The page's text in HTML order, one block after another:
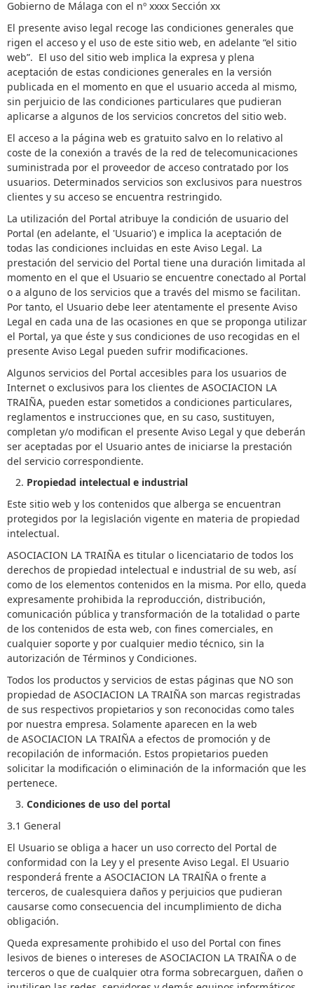
Gobierno de Málaga con el nº xxxx Sección xx
El presente aviso legal recoge las condiciones generales que
rigen el acceso y el uso de este sitio web, en adelante “el sitio
web”. El uso del sitio web implica la expresa y plena
aceptación de estas condiciones generales en la versión
publicada en el momento en que el usuario acceda al mismo,
sin perjuicio de las condiciones particulares que pudieran
aplicarse a algunos de los servicios concretos del sitio web.
El acceso a la página web es gratuito salvo en lo relativo al
coste de la conexión a través de la red de telecomunicaciones
suministrada por el proveedor de acceso contratado por los
usuarios. Determinados servicios son exclusivos para nuestros
clientes y su acceso se encuentra restringido.
La utilización del Portal atribuye la condición de usuario del
Portal (en adelante, el 'Usuario') e implica la aceptación de
todas las condiciones incluidas en este Aviso Legal. La
prestación del servicio del Portal tiene una duración limitada al
momento en el que el Usuario se encuentre conectado al Portal
o a alguno de los servicios que a través del mismo se facilitan.
Por tanto, el Usuario debe leer atentamente el presente Aviso
Legal en cada una de las ocasiones en que se proponga utilizar
el Portal, ya que éste y sus condiciones de uso recogidas en el
presente Aviso Legal pueden sufrir modificaciones.
Algunos servicios del Portal accesibles para los usuarios de
Internet o exclusivos para los clientes de ASOCIACION LA
TRAIÑA, pueden estar sometidos a condiciones particulares,
reglamentos e instrucciones que, en su caso, sustituyen,
completan y/o modifican el presente Aviso Legal y que deberán
ser aceptadas por el Usuario antes de iniciarse la prestación
del servicio correspondiente.
Propiedad intelectual e industrial
Este sitio web y los contenidos que alberga se encuentran
protegidos por la legislación vigente en materia de propiedad
intelectual.
ASOCIACION LA TRAIÑA es titular o licenciatario de todos los
derechos de propiedad intelectual e industrial de su web, así
como de los elementos contenidos en la misma. Por ello, queda
expresamente prohibida la reproducción, distribución,
comunicación pública y transformación de la totalidad o parte
de los contenidos de esta web, con fines comerciales, en
cualquier soporte y por cualquier medio técnico, sin la
autorización de Términos y Condiciones.
Todos los productos y servicios de estas páginas que NO son
propiedad de ASOCIACION LA TRAIÑA son marcas registradas
de sus respectivos propietarios y son reconocidas como tales
por nuestra empresa. Solamente aparecen en la web
de ASOCIACION LA TRAIÑA a efectos de promoción y de
recopilación de información. Estos propietarios pueden
solicitar la modificación o eliminación de la información que les
pertenece.
Condiciones de uso del portal
3.1 General
El Usuario se obliga a hacer un uso correcto del Portal de
conformidad con la Ley y el presente Aviso Legal. El Usuario
responderá frente a ASOCIACION LA TRAIÑA o frente a
terceros, de cualesquiera daños y perjuicios que pudieran
causarse como consecuencia del incumplimiento de dicha
obligación.
Queda expresamente prohibido el uso del Portal con fines
lesivos de bienes o intereses de ASOCIACION LA TRAIÑA o de
terceros o que de cualquier otra forma sobrecarguen, dañen o